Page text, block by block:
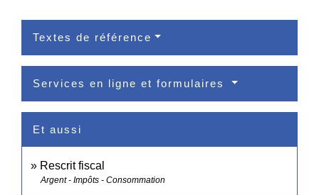
Textes de référence
Services en ligne et formulaires
Et aussi
Rescrit fiscal
Argent - Impôts - Consommation